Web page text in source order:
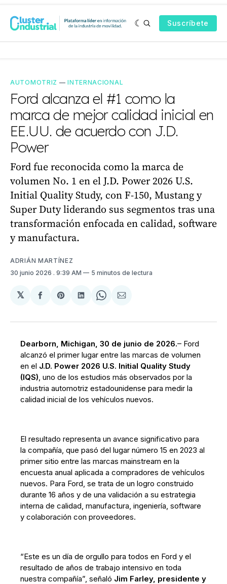
Suscríbete
AUTOMOTRIZ —INTERNACIONAL
Ford alcanza el #1 como la
marca de mejor calidad inicial en
EE.UU. de acuerdo con J.D.
Power
Ford fue reconocida como la marca de
volumen No. 1 en el J.D. Power 2026 U.S.
Initial Quality Study, con F-150, Mustang y
Super Duty liderando sus segmentos tras una
transformación enfocada en calidad, software
y manufactura.
ADRIÁN MARTÍNEZ
30 junio 2026 . 9:39 AM 5 minutos de lectura
𝕏
Compartir
Facebook
Share
Pinterest
Compartir
LinkedIn
Share
WhatsApp
Compartir
Email
Dearborn, Michigan, 30 de junio de 2026.– Ford
alcanzó el primer lugar entre las marcas de volumen
en el J.D. Power 2026 U.S. Initial Quality Study
(IQS), uno de los estudios más observados por la
industria automotriz estadounidense para medir la
calidad inicial de los vehículos nuevos.
El resultado representa un avance significativo para
la compañía, que pasó del lugar número 15 en 2023 al
primer sitio entre las marcas mainstream en la
encuesta anual aplicada a compradores de vehículos
nuevos. Para Ford, se trata de un logro construido
durante 16 años y de una validación a su estrategia
interna de calidad, manufactura, ingeniería, software
y colaboración con proveedores.
“Este es un día de orgullo para todos en Ford y el
resultado de años de trabajo intensivo en toda
nuestra compañía”, señaló Jim Farley, presidente y